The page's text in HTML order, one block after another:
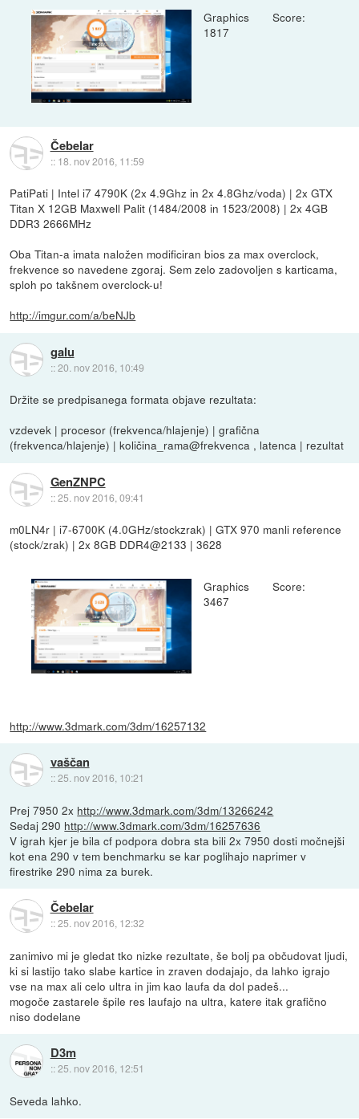
Graphics Score:
1817
Čebelar
:: 18. nov 2016, 11:59
PatiPati | Intel i7 4790K (2x 4.9Ghz in 2x 4.8Ghz/voda) | 2x GTX
Titan X 12GB Maxwell Palit (1484/2008 in 1523/2008) | 2x 4GB
DDR3 2666MHz
Oba Titan-a imata naložen modificiran bios za max overclock,
frekvence so navedene zgoraj. Sem zelo zadovoljen s karticama,
sploh po takšnem overclock-u!
http://imgur.com/a/beNJb
galu
::20. nov 2016, 10:49
Držite se predpisanega formata objave rezultata:
vzdevek | procesor (frekvenca/hlajenje) | grafična
(frekvenca/hlajenje) | količina_rama@frekvenca , latenca | rezultat
GenZNPC
::25. nov 2016, 09:41
m0LN4r | i7-6700K (4.0GHz/stockzrak) | GTX 970 manli reference
(stock/zrak) | 2x 8GB DDR4@2133 | 3628
Graphics Score:
3467
http://www.3dmark.com/3dm/16257132
vaščan
::25. nov 2016, 10:21
Prej 7950 2x http://www.3dmark.com/3dm/13266242
Sedaj 290 http://www.3dmark.com/3dm/16257636
V igrah kjer je bila cf podpora dobra sta bili 2x 7950 dosti močnejši
kot ena 290 v tem benchmarku se kar poglihajo naprimer v
firestrike 290 nima za burek.
Čebelar
::25. nov 2016, 12:32
zanimivo mi je gledat tko nizke rezultate, še bolj pa občudovat ljudi,
ki si lastijo tako slabe kartice in zraven dodajajo, da lahko igrajo
vse na max ali celo ultra in jim kao laufa da dol padeš...
mogoče zastarele špile res laufajo na ultra, katere itak grafično
niso dodelane
D3m
::25. nov 2016, 12:51
Seveda lahko.